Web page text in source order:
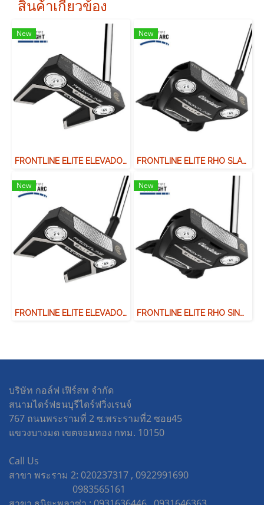
สินค้าเกี่ยวข้อง
New
FRONTLINE ELITE ELEVADO SINGLE BEND
New
FRONTLINE ELITE RHO SLAN NECK
New
FRONTLINE ELITE ELEVADO SLANT NECK
New
FRONTLINE ELITE RHO SINGLE BEND
บริษัท กอล์ฟ เฟิร์สท จำกัด
สนามไดร์ฟธนบุรีไดร์ฟวิ่งเรนจ์
767 ถนนพระรามที่ 2 ซ.พระรามที่2 ซอย45
แขวงบางมด เขตจอมทอง กทม. 10150
Call Us
สาขา พระราม 2: 020237317 , 0922991690
0983565161